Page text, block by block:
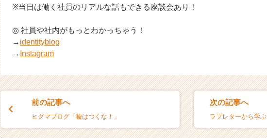
※当日は働く社員のリアルな話もできる座談会あり！
◎ 社員や社内がもっとわかっちゃう！
→ identityblog
→ Instagram
前の記事へ
ヒグマブログ「嘘はつくな！」
次の記事へ
ラブレターから学ぶ